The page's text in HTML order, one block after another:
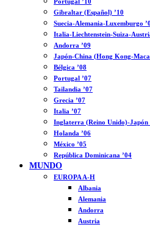
Gibraltar (Español) ’10
Suecia-Alemania-Luxemburgo
Italia-Liechtenstein-Suiza-
Andorra ’09
Japón-China (Hong Kong-
Bélgica ’08
Portugal ’07
Tailandia ’07
Grecia ’07
Italia ’07
Inglaterra (Reino Unido)-Japón
Holanda ’06
México ’05
República Dominicana ’04
MUNDO
EUROPA A-H
Albania
Alemania
Andorra
Austria